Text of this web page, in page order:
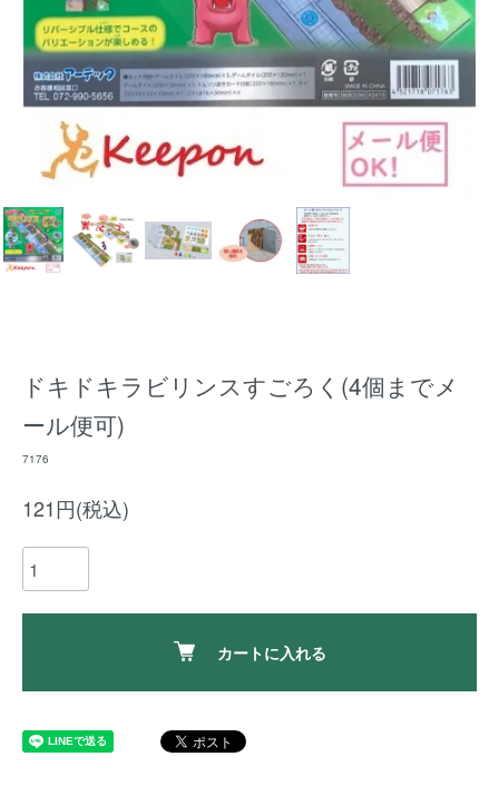
ドキドキラビリンスすごろく(4個までメ
ール便可)
7176
121円(税込)
カートに入れる